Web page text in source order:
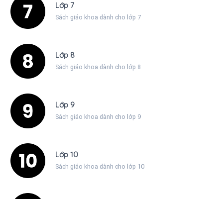
Lớp 7
Sách giáo khoa dành cho lớp 7
Lớp 8
Sách giáo khoa dành cho lớp 8
Lớp 9
Sách giáo khoa dành cho lớp 9
Lớp 10
Sách giáo khoa dành cho lớp 10